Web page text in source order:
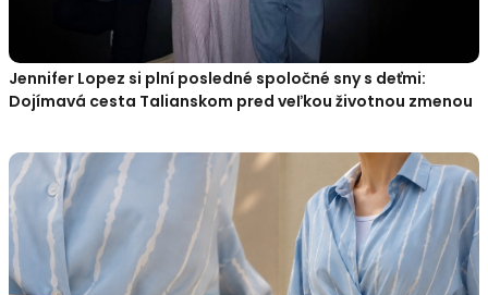
Jennifer Lopez si plní posledné spoločné sny s deťmi:
Dojímavá cesta Talianskom pred veľkou životnou zmenou